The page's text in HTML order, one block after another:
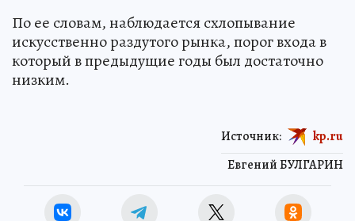
По ее словам, наблюдается схлопывание
искусственно раздутого рынка, порог входа в
который в предыдущие годы был достаточно
низким.
Евгений БУЛГАРИН
Источник: kp.ru